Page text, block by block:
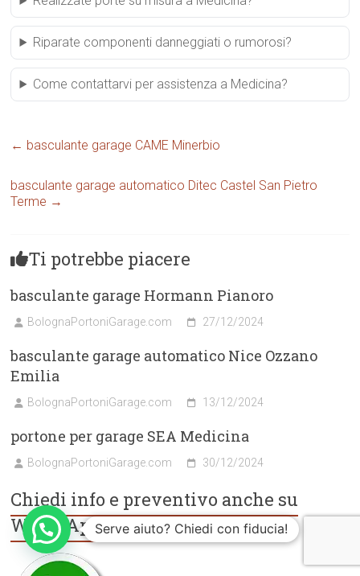
Riparate componenti danneggiati o rumorosi?
Come contattarvi per assistenza a Medicina?
← basculante garage CAME Minerbio
basculante garage automatico Ditec Castel San Pietro
Terme →
Ti potrebbe piacere
basculante garage Hormann Pianoro
BolognaPortoniGarage.com 27/12/2024
basculante garage automatico Nice Ozzano
Emilia
BolognaPortoniGarage.com 13/12/2024
portone per garage SEA Medicina
BolognaPortoniGarage.com 30/12/2024
Chiedi info e preventivo anche su
WhatsAppServe aiuto? Chiedi con fiducia!